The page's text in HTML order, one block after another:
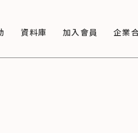
資料庫 加入會員 企業